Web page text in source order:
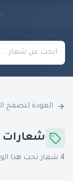
العودة لتصفح
4 شعار تحت هذا